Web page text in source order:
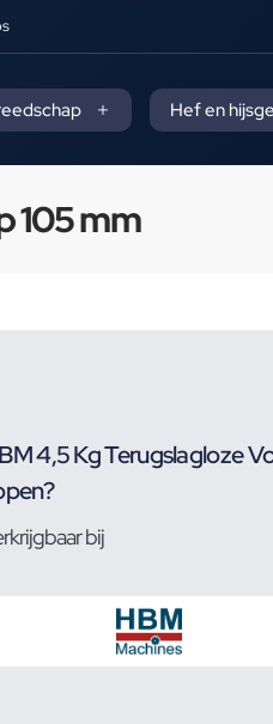
Hef en
105 mm
4,5 Kg Terugslagloze
bij